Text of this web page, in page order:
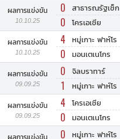
ผลการแข่งขัน
10.10.25
0 สาธารณรัฐเช็ก
0 โครเอเชีย
ผลการแข่งขัน
10.10.25
4 หมู่เกาะ ฟาห์โร
0 มอนเตเนโกร
ผลการแข่งขัน
09.09.25
0 จิลบราทาร์
1 หมู่เกาะ ฟาห์โร
ผลการแข่งขัน
09.09.25
4 โครเอเชีย
0 มอนเตเนโกร
0 หมู่เกาะ ฟาห์โร